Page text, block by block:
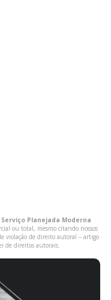
Planejada Moderna
ou total, mesmo citando nossos
violação de direito autoral – artigo
de direitos autorais